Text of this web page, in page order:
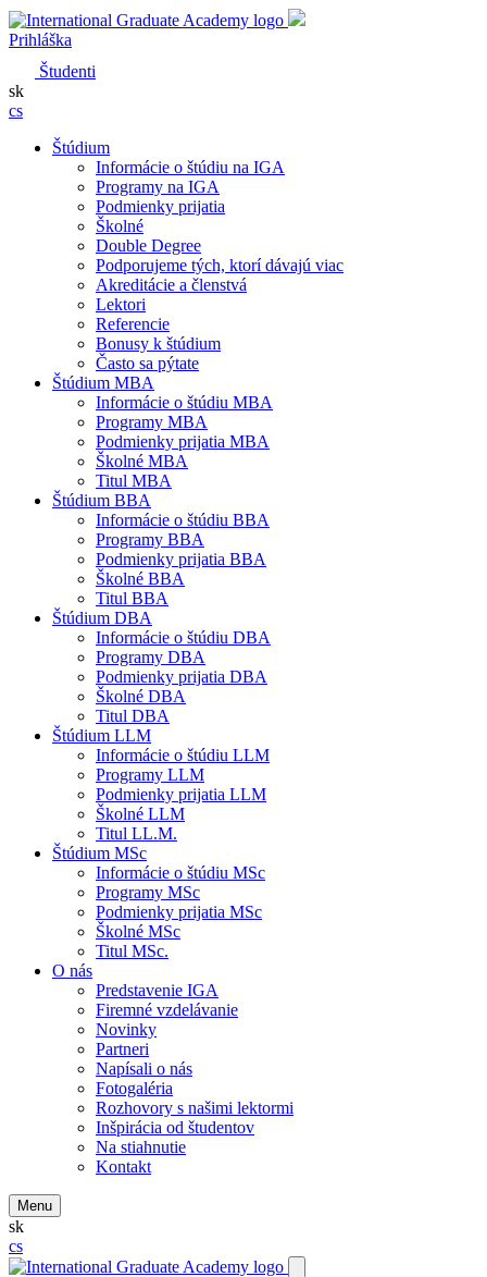
Prihláška
Študenti
sk
cs
Štúdium
Informácie o štúdiu na IGA
Programy na IGA
Podmienky prijatia
Školné
Double Degree
Podporujeme tých, ktorí dávajú viac
Akreditácie a členstvá
Lektori
Referencie
Bonusy k štúdium
Často sa pýtate
Štúdium MBA
Informácie o štúdiu MBA
Programy MBA
Podmienky prijatia MBA
Školné MBA
Titul MBA
Štúdium BBA
Informácie o štúdiu BBA
Programy BBA
Podmienky prijatia BBA
Školné BBA
Titul BBA
Štúdium DBA
Informácie o štúdiu DBA
Programy DBA
Podmienky prijatia DBA
Školné DBA
Titul DBA
Štúdium LLM
Informácie o štúdiu LLM
Programy LLM
Podmienky prijatia LLM
Školné LLM
Titul LL.M.
Štúdium MSc
Informácie o štúdiu MSc
Programy MSc
Podmienky prijatia MSc
Školné MSc
Titul MSc.
O nás
Predstavenie IGA
Firemné vzdelávanie
Novinky
Partneri
Napísali o nás
Fotogaléria
Rozhovory s našimi lektormi
Inšpirácia od študentov
Na stiahnutie
Kontakt
Menu
sk
cs